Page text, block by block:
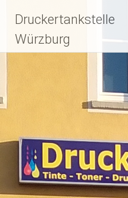
Inhalt
springen
Druckertankstelle
Würzburg